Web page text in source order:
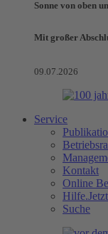
Sonne von oben
Mit großer
09.07.2026
Service
Kontakt
Online
Suche